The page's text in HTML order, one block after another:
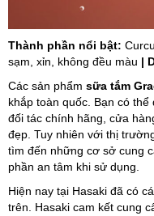
Thành phần nổi bật:
sạm, xỉn, không đều màu |
Các sản phẩm sữa tắm
khắp toàn quốc. Bạn có
đối tác chính hãng, cửa
đẹp. Tuy nhiên với thị
tìm đến những cơ sở cung
phần an tâm khi sử dụng.
Hiện nay tại Hasaki đã có
trên. Hasaki cam kết cung